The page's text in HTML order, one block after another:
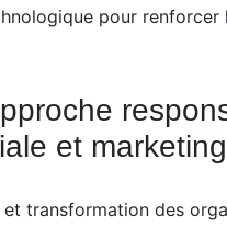
pour
et marketing
transformation des